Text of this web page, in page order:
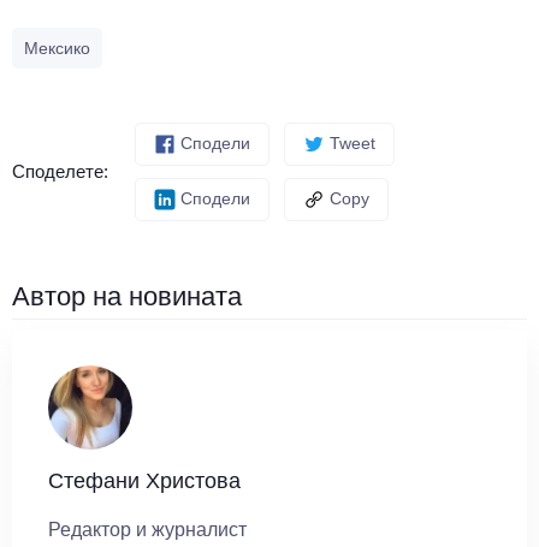
Мексико
Споделете:
Сподели Tweet
Сподели Copy
Автор на новината
Стефани Христова
Редактор и журналист